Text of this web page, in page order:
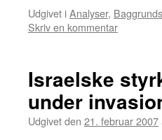
Udgivet iAnalyser,
Skriv en kommentar
Israelske
under
Udgivet den 21. februar 2007